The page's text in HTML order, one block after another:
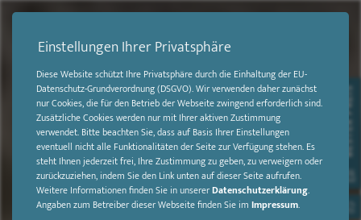
Einstellungen Ihrer Privatsphäre
Diese Website schützt Ihre Privatsphäre durch die Einhaltung der EU-
Datenschutz-Grundverordnung (DSGVO). Wir verwenden daher zunächst
nur Cookies, die für den Betrieb der Webseite zwingend erforderlich sind.
Zusätzliche Cookies werden nur mit Ihrer aktiven Zustimmung
verwendet. Bitte beachten Sie, dass auf Basis Ihrer Einstellungen
eventuell nicht alle Funktionalitäten der Seite zur Verfügung stehen. Es
steht Ihnen jederzeit frei, Ihre Zustimmung zu geben, zu verweigern oder
zurückzuziehen, indem Sie den Link unten auf dieser Seite aufrufen.
Weitere Informationen finden Sie in unsererDatenschutzerklärung.
Angaben zum Betreiber dieser Webseite finden Sie im Impressum.
BESTER PREIS